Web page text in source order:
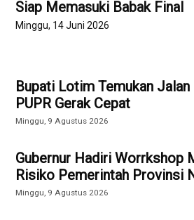
Siap Memasuki Babak Final
Minggu, 14 Juni 2026
Bupati Lotim Temukan Jalan
PUPR Gerak Cepat
Minggu, 9 Agustus 2026
Gubernur Hadiri Worrkshop
Risiko Pemerintah Provinsi
Minggu, 9 Agustus 2026